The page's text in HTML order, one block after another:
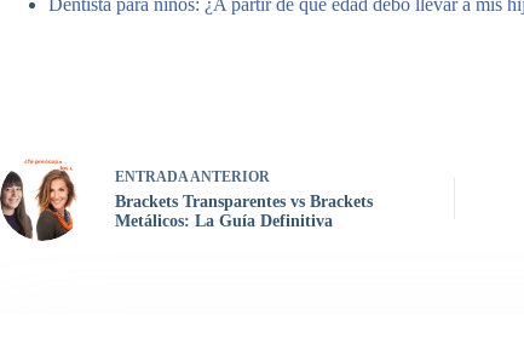
Dentista para niños: ¿A partir de qué edad debo llevar a mis
ENTRADAANTERIOR
Brackets Transparentes vs Brackets
Metálicos: La Guía Definitiva